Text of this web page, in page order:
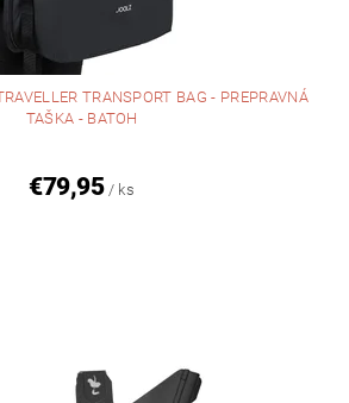
TRANSPORT BAG - PREPRAVNÁ
TAŠKA - BATOH
€79,95 / ks